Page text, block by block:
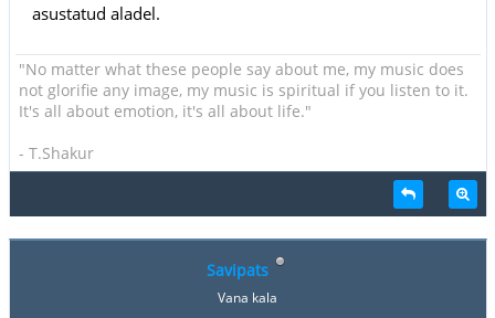
asustatud aladel.
"No matter what these people say about me, my music does
not glorifie any image, my music is spiritual if you listen to it.
It's all about emotion, it's all about life."
- T.Shakur
Savipats
Vana kala